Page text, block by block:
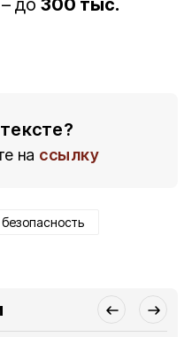
до 300 тыс.
на ссылку
безопасность